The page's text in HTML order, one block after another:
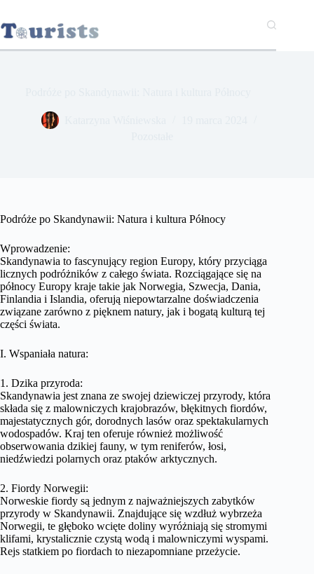
treści
Podróże po Skandynawii: Natura i kultura Północy
Wprowadzenie:
Skandynawia to fascynujący region Europy, który przyciąga
licznych podróżników z całego świata. Rozciągające się na
północy Europy kraje takie jak Norwegia, Szwecja, Dania,
Finlandia i Islandia, oferują niepowtarzalne doświadczenia
związane zarówno z pięknem natury, jak i bogatą kulturą tej
części świata.
I. Wspaniała natura:
1. Dzika przyroda:
Skandynawia jest znana ze swojej dziewiczej przyrody, która
składa się z malowniczych krajobrazów, błękitnych fiordów,
majestatycznych gór, dorodnych lasów oraz spektakularnych
wodospadów. Kraj ten oferuje również możliwość
obserwowania dzikiej fauny, w tym reniferów, łosi,
niedźwiedzi polarnych oraz ptaków arktycznych.
2. Fiordy Norwegii:
Norweskie fiordy są jednym z najważniejszych zabytków
przyrody w Skandynawii. Znajdujące się wzdłuż wybrzeża
Norwegii, te głęboko wcięte doliny wyróżniają się stromymi
klifami, krystalicznie czystą wodą i malowniczymi wyspami.
Rejs statkiem po fiordach to niezapomniane przeżycie.